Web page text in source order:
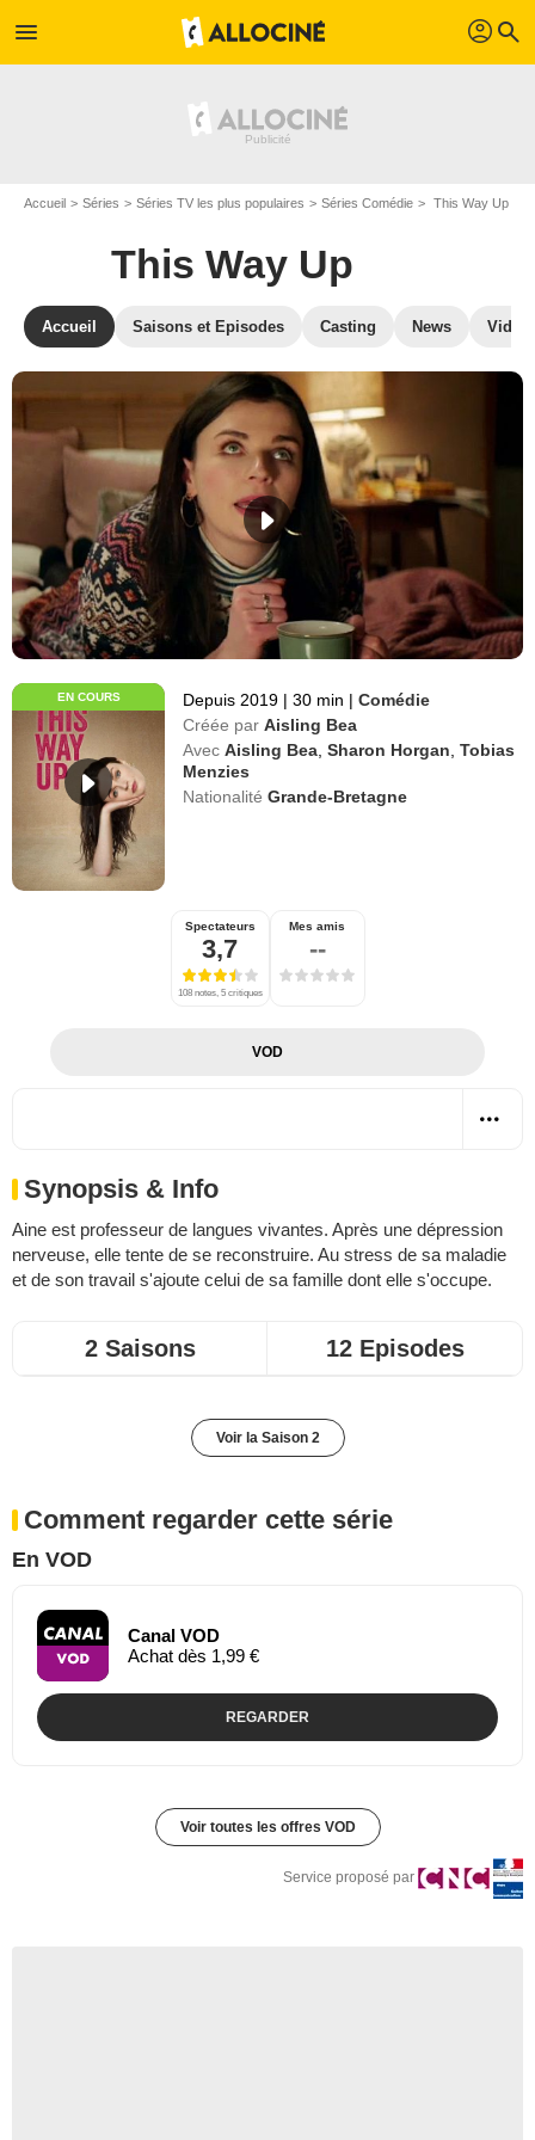
menu profil search
Accueil Séries Séries TV les plus populaires Séries Comédie This Way Up
This Way Up
Accueil Saisons et Episodes Casting News
EN COURS Depuis 2019 | 30 min | Comédie
Créée par Aisling Bea
Avec Aisling Bea ,Sharon Horgan ,Tobias
Menzies
Nationalité Grande-Bretagne
Spectateurs
3,7
108 notes, 5 critiques
Mes amis
--
VOD
Synopsis & Info
Aine est professeur de langues vivantes. Après une dépression
nerveuse, elle tente de se reconstruire. Au stress de sa maladie
et de son travail s'ajoute celui de sa famille dont elle s'occupe.
2 Saisons 12 Episodes
Voir la Saison 2
Comment regarder cette série
En VOD
Canal VOD
Achat dès 1,99 €
REGARDER
Voir toutes les offres VOD
Service proposé par